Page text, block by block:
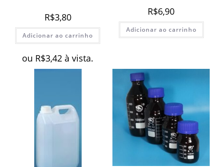
R$3,80
Adicionar ao carrinho
ou R$3,42 à vista.
R$6,90
Adicionar ao carrinho